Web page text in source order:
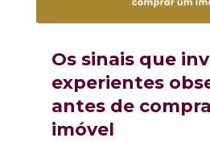
Os sinais que
experientes
antes de
imóvel